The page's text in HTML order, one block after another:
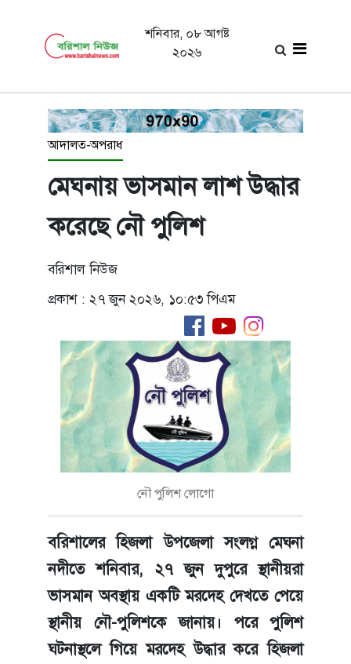
শনিবার, ০৮ আগষ্ট
২০২৬
আদালত-অপরাধ
মেঘনায় ভাসমান লাশ উদ্ধার
করেছে নৌ পুলিশ
বরিশাল নিউজ
প্রকাশ : ২৭ জুন ২০২৬, ১০:৫৩ পিএম
নৌ পুলিশ লোগো
বরিশালের হিজলা উপজেলা সংলগ্ন মেঘনা
নদীতে শনিবার, ২৭ জুন দুপুরে স্থানীয়রা
ভাসমান অবস্থায় একটি মরদেহ দেখতে পেয়ে
স্থানীয় নৌ-পুলিশকে জানায়। পরে পুলিশ
ঘটনাস্থলে গিয়ে মরদেহ উদ্ধার করে হিজলা